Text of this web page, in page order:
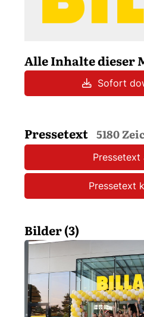
Alle Inhalte dieser
Sofort
Pressetext 5180
Pressetext
Pressetext
Bilder (3)